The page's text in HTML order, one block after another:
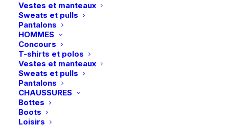
Vestes et manteaux
Sweats et pulls
Pantalons
HOMMES
Concours
T-shirts et polos
Vestes et manteaux
Sweats et pulls
Pantalons
CHAUSSURES
Bottes
Boots
Loisirs
Samshield | Casque Miss Shield 2.0 Chrome Black – Noir